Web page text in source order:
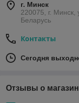
г. Минск
220075, г.
Беларусь
Контакты
Сегодня
Отзывы о